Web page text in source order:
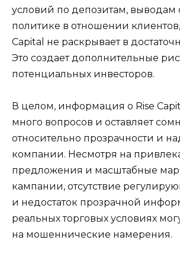
условий по депозитам, выводам
политике в отношении клиентов,
Capital не раскрывает в
Это создает дополнительные
потенциальных инвесторов.
В целом, информация о Rise
много вопросов и оставляет
относительно прозрачности и
компании. Несмотря на
предложения и масштабные
кампании, отсутствие
и недостаток прозрачной
реальных торговых условиях
на мошеннические намерения.